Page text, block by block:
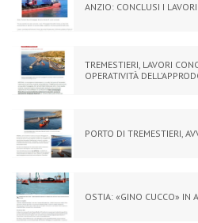
ANZIO: CONCLUSI I
TREMESTIERI, LAVORI
OPERATIVITÀ
PORTO DI TREMESTIERI,
OSTIA: «GINO CUCCO» IN